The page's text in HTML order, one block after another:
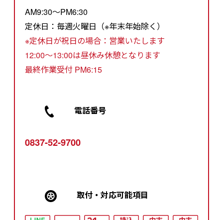
AM9:30～PM6:30
定休日：毎週火曜日（※年末年始除く）
※定休日が祝日の場合：営業いたします
12:00～13:00は昼休み休憩となります
最終作業受付 PM6:15
電話番号
0837-52-9700
取付・対応可能項⽬